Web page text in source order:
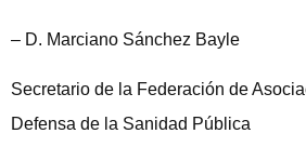
– D. Marciano Sánchez Bayle
Secretario de la Federación de
Defensa de la Sanidad Pública